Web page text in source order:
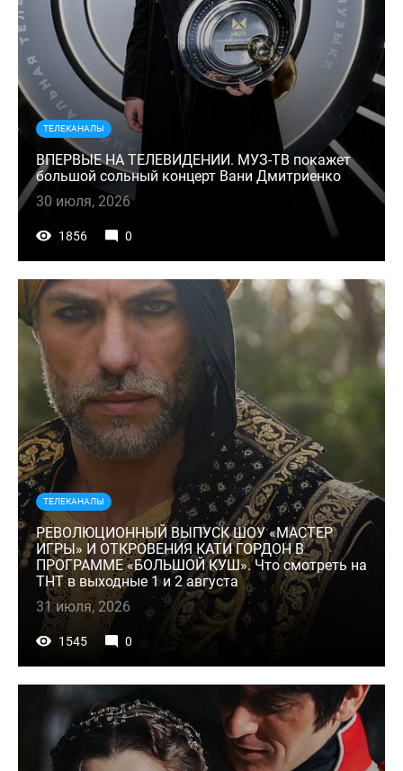
ТЕЛЕКАНАЛЫ
ВПЕРВЫЕ НА ТЕЛЕВИДЕНИИ. МУЗ-ТВ покажет
большой сольный концерт Вани Дмитриенко
30 июля, 2026
1856 0
ТЕЛЕКАНАЛЫ
РЕВОЛЮЦИОННЫЙ ВЫПУСК ШОУ «МАСТЕР
ИГРЫ» И ОТКРОВЕНИЯ КАТИ ГОРДОН В
ПРОГРАММЕ «БОЛЬШОЙ КУШ». Что смотреть на
ТНТ в выходные 1 и 2 августа
31 июля, 2026
1545 0